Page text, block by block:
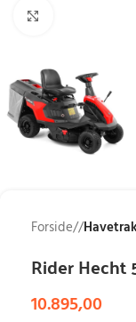
Forside/
Rider Hecht
10.895,00